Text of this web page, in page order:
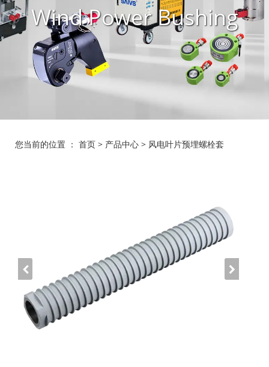
Wind Power Bushing
您当前的位置 ： 首页 > 产品中心 > 风电叶片预埋螺栓套